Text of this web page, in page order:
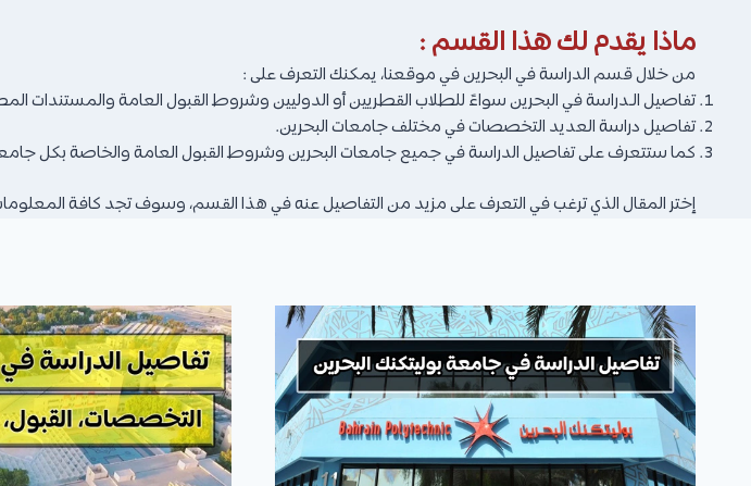
ماذا يقدم لك هذا القسم :
من خلال قسم الدراسة في البحرين في موقعنا، يمكنك التعرف على :
تفاصيل الـدراسة في البحرين سواءً للطلاب القطريين أو الدوليين وشروط القبول العامة والمستندات
تفاصيل دراسة العديد التخصصات في مختلف جامعات البحرين.
كما ستتعرف على تفاصيل الدراسة في جميع جامعات البحرين وشروط القبول العامة والخاصة بكل جامعة
إختر المقال الذي ترغب في التعرف على مزيد من التفاصيل عنه في هذا القسم، وسوف تجد كافة